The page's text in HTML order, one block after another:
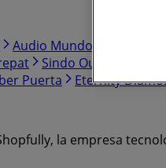
Audio Mundo
Sindo Outdoor
Puerta Eternity
la empresa